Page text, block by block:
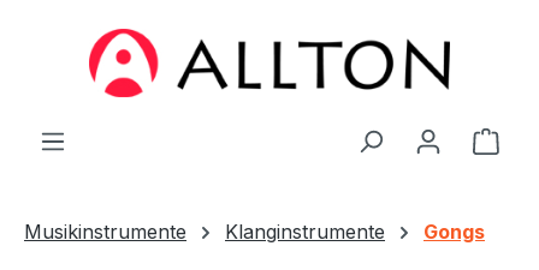
Zum Hauptinhalt springen
Musikinstrumente Klanginstrumente Gongs